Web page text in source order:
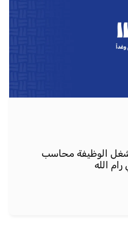
الوظيفة محاسب
الله